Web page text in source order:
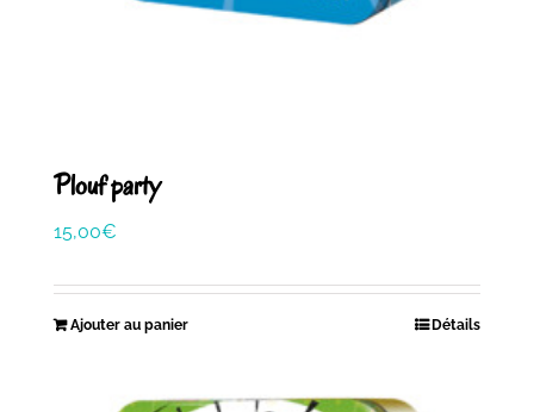
Plouf party
15,00€
Ajouter au panier Détails